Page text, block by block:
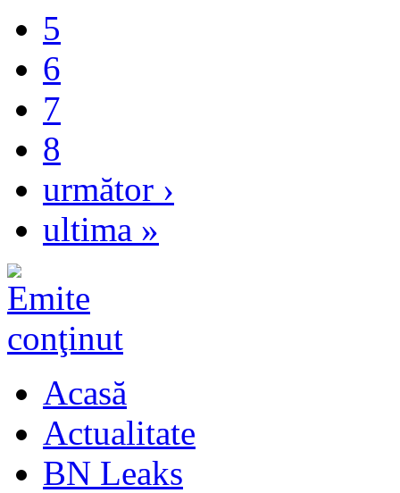
5
6
7
8
următor ›
ultima »
Acasă
Actualitate
BN Leaks